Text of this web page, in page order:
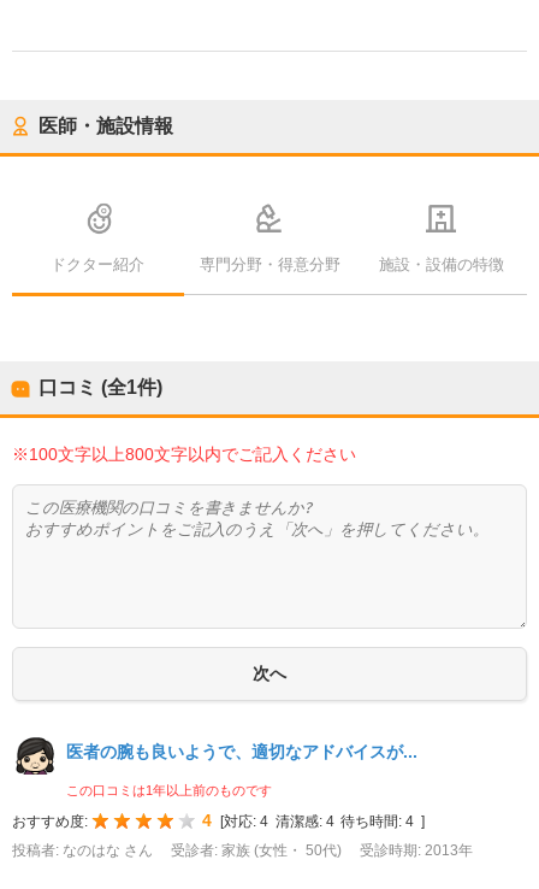
医師・施設情報
ドクター紹介 専門分野・得意分野 施設・設備の特徴
口コミ (全1件)
※100文字以上800文字以内でご記入ください
医者の腕も良いようで、適切なアドバイスが...
この口コミは1年以上前のものです
おすすめ度: 4 対応: 4 清潔感: 4 待ち時間: 4
投稿者: なのはな さん
受診者: 家族 (女性・ 50代) 受診時期: 2013年